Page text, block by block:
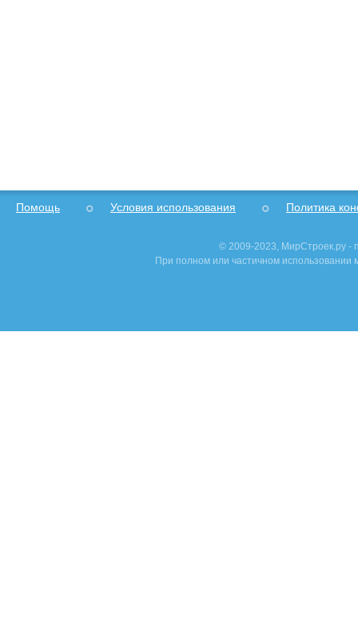
Помощь Условия использования Политика
© 2009-2023, МирСтроек.ру -
При полном или частичном использовании